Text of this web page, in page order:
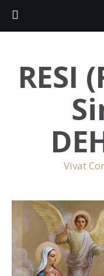
RESI
Vivat